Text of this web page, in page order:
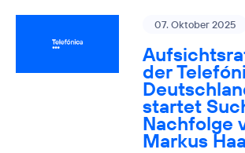
07. Oktober 2025
der
startet
Nachfolge
Markus